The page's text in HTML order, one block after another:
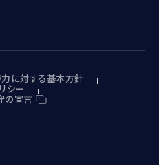
に対する基本方針
シー
の宣言